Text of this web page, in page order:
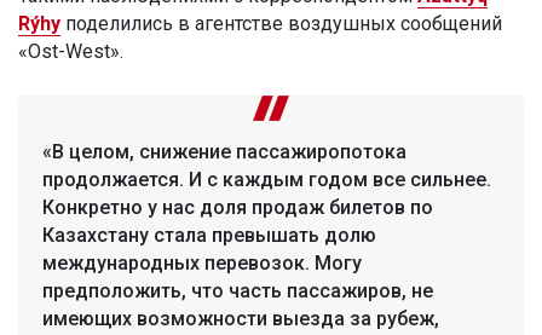
Rýhy поделились в агентстве воздушных сообщений
«Ost-West».
«В целом, снижение пассажиропотока
продолжается. И с каждым годом все сильнее.
Конкретно у нас доля продаж билетов по
Казахстану стала превышать долю
международных перевозок. Могу
предположить, что часть пассажиров, не
имеющих возможности выезда за рубеж,